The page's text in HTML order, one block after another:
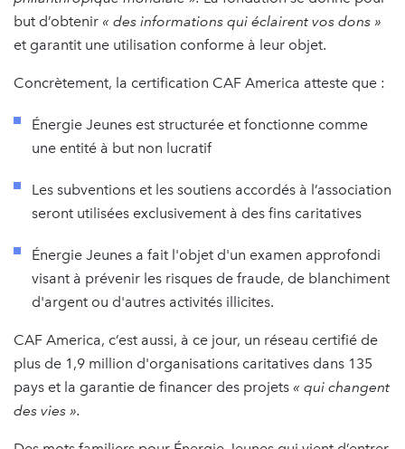
but d’obtenir « des informations qui éclairent vos dons »
et garantit une utilisation conforme à leur objet.
Concrètement, la certification CAF America atteste que :
Énergie Jeunes est structurée et fonctionne comme
une entité à but non lucratif
Les subventions et les soutiens accordés à l’association
seront utilisées exclusivement à des fins caritatives
Énergie Jeunes a fait l'objet d'un examen approfondi
visant à prévenir les risques de fraude, de blanchiment
d'argent ou d'autres activités illicites.
CAF America, c’est aussi, à ce jour, un réseau certifié de
plus de 1,9 million d'organisations caritatives dans 135
pays et la garantie de financer des projets « qui changent
des vies ».